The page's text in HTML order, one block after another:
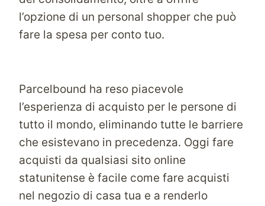
l’opzione di un personal shopper che può
fare la spesa per conto tuo.
Parcelbound ha reso piacevole
l’esperienza di acquisto per le persone di
tutto il mondo, eliminando tutte le barriere
che esistevano in precedenza. Oggi fare
acquisti da qualsiasi sito online
statunitense è facile come fare acquisti
nel negozio di casa tua e a renderlo